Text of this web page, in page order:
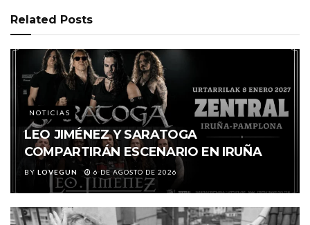
Related Posts
NOTICIAS
LEO JIMÉNEZ Y SARATOGA
COMPARTIRÁN ESCENARIO EN IRUÑA
BY LOVEGUN 6 DE AGOSTO DE 2026